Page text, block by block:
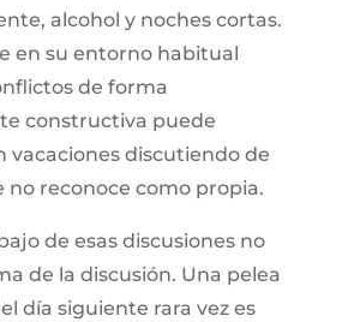
alcohol y noches cortas.
en su entorno habitual
de forma
constructiva puede
vacaciones discutiendo de
no reconoce como propia.
de esas discusiones no
de la discusión. Una pelea
día siguiente rara vez es